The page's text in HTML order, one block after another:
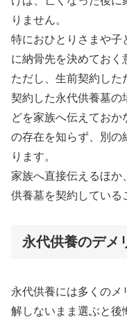
りません。
特におひとりさまや子
に納骨先を決めておく
ただし、生前契約した
契約した永代供養墓の
どを家族へ伝えてお
の存在を知らず、別の
ります。
家族へ直接伝えるほか
供養墓を契約している
永代供養のデメ
永代供養には多くのメ
解しないまま選ぶと後